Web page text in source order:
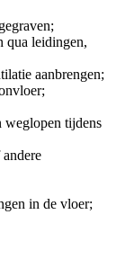
qua leidingen,
aanbrengen;
weglopen tijdens
in de vloer;